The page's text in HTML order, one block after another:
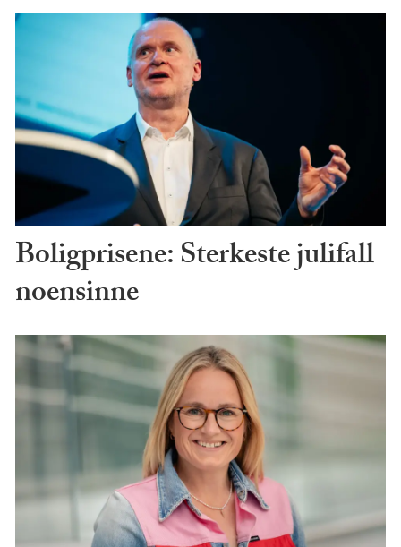
Boligprisene: Sterkeste julifall
noensinne